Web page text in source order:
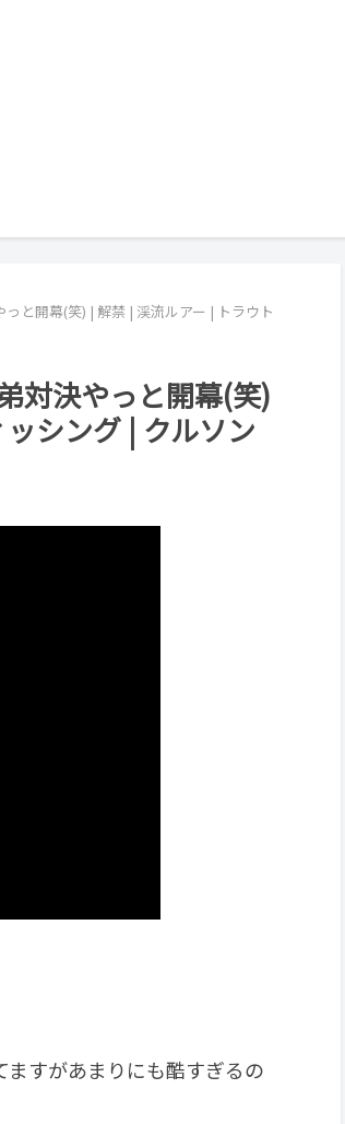
と開幕(笑) | 解禁 | 渓流ルアー | トラウト
対決やっと開幕(笑)
シング | クルソン
すがあまりにも酷すぎるの